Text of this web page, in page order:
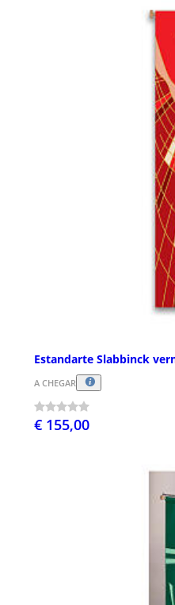
Estandarte Slabbinck
A CHEGAR
€ 155,00